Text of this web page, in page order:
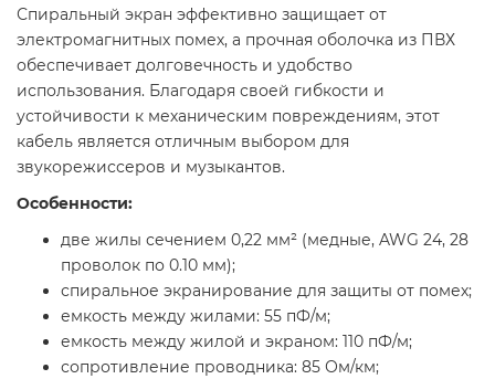
Спиральный экран эффективно защищает от
электромагнитных помех, а прочная оболочка из ПВХ
обеспечивает долговечность и удобство
использования. Благодаря своей гибкости и
устойчивости к механическим повреждениям, этот
кабель является отличным выбором для
звукорежиссеров и музыкантов.
Особенности:
две жилы сечением 0,22 мм² (медные, AWG 24, 28
проволок по 0.10 мм);
спиральное экранирование для защиты от помех;
емкость между жилами: 55 пФ/м;
емкость между жилой и экраном: 110 пФ/м;
сопротивление проводника: 85 Ом/км;